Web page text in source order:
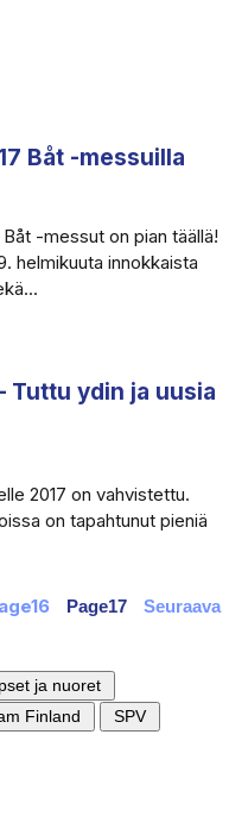
Båt -messuilla
-messut on pian täällä!
helmikuuta innokkaista
Tuttu ydin ja uusia
2017 on vahvistettu.
on tapahtunut pieniä
16 Page17 Seuraava
ja nuoret
Finland
SPV